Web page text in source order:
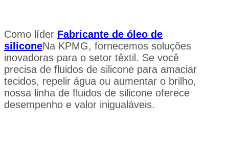
Como líder Fabricante de óleo de
siliconeNa KPMG, fornecemos soluções
inovadoras para o setor têxtil. Se você
precisa de fluidos de silicone para amaciar
tecidos, repelir água ou aumentar o brilho,
nossa linha de fluidos de silicone oferece
desempenho e valor inigualáveis.